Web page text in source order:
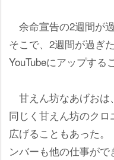
余命宣告の2週間が
そこで、2週間が過ぎ
YouTubeにアップする
甘えん坊なあげおは
同じく甘えん坊のク
広げることもあった
ンバーも他の仕事が